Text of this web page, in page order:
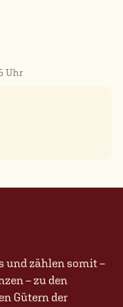
Uhr
und zählen somit –
– zu den
Gütern der